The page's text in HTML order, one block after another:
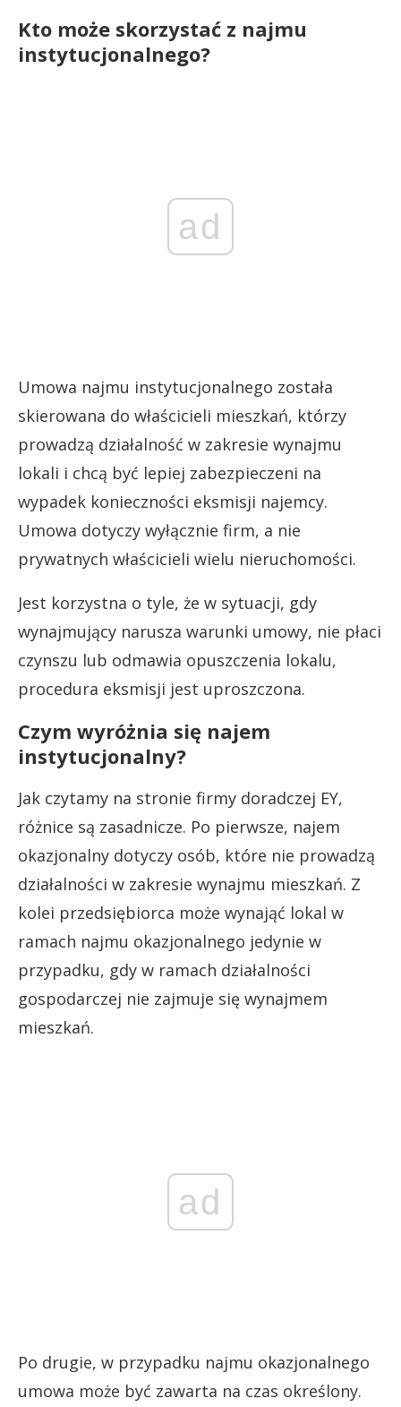
Kto może skorzystać z najmu
instytucjonalnego?
ad
Umowa najmu instytucjonalnego została
skierowana do właścicieli mieszkań, którzy
prowadzą działalność w zakresie wynajmu
lokali i chcą być lepiej zabezpieczeni na
wypadek konieczności eksmisji najemcy.
Umowa dotyczy wyłącznie firm, a nie
prywatnych właścicieli wielu nieruchomości.
Jest korzystna o tyle, że w sytuacji, gdy
wynajmujący narusza warunki umowy, nie płaci
czynszu lub odmawia opuszczenia lokalu,
procedura eksmisji jest uproszczona.
Czym wyróżnia się najem
instytucjonalny?
Jak czytamy na stronie firmy doradczej EY,
różnice są zasadnicze. Po pierwsze, najem
okazjonalny dotyczy osób, które nie prowadzą
działalności w zakresie wynajmu mieszkań. Z
kolei przedsiębiorca może wynająć lokal w
ramach najmu okazjonalnego jedynie w
przypadku, gdy w ramach działalności
gospodarczej nie zajmuje się wynajmem
mieszkań.
ad
Po drugie, w przypadku najmu okazjonalnego
umowa może być zawarta na czas określony.